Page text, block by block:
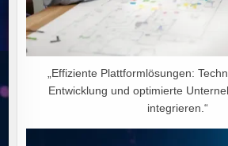
„Effiziente Plattformlösungen:
Entwicklung und optimierte
integrieren.“